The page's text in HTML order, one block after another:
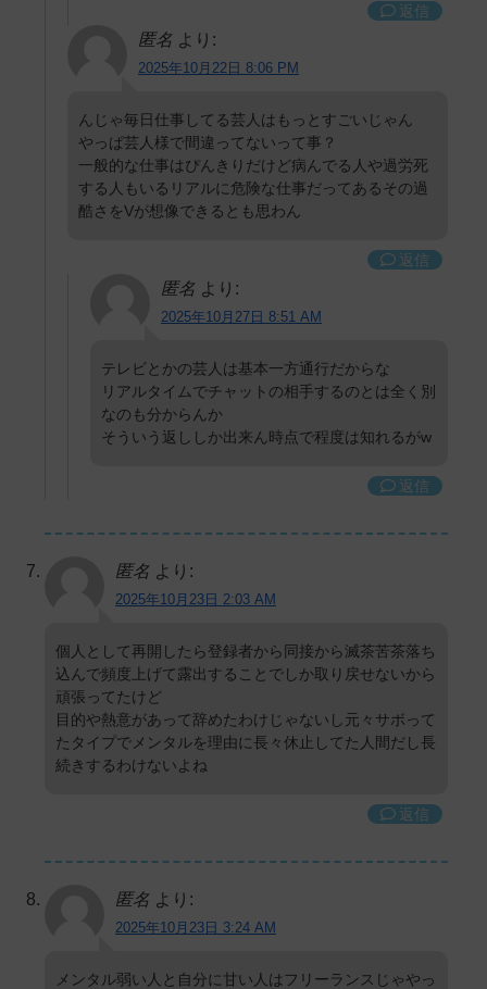
返信
匿名 より:
2025年10月22日 8:06 PM
んじゃ毎日仕事してる芸人はもっとすごいじゃん
やっぱ芸人様で間違ってないって事？
一般的な仕事はぴんきりだけど病んでる人や過労死
する人もいるリアルに危険な仕事だってあるその過
酷さをVが想像できるとも思わん
返信
匿名 より:
2025年10月27日 8:51 AM
テレビとかの芸人は基本一方通行だからな
リアルタイムでチャットの相手するのとは全く別
なのも分からんか
そういう返ししか出来ん時点で程度は知れるがw
返信
匿名 より:
2025年10月23日 2:03 AM
個人として再開したら登録者から同接から滅茶苦茶落ち
込んで頻度上げて露出することでしか取り戻せないから
頑張ってたけど
目的や熱意があって辞めたわけじゃないし元々サボって
たタイプでメンタルを理由に長々休止してた人間だし長
続きするわけないよね
返信
匿名 より:
2025年10月23日 3:24 AM
メンタル弱い人と自分に甘い人はフリーランスじゃやっ